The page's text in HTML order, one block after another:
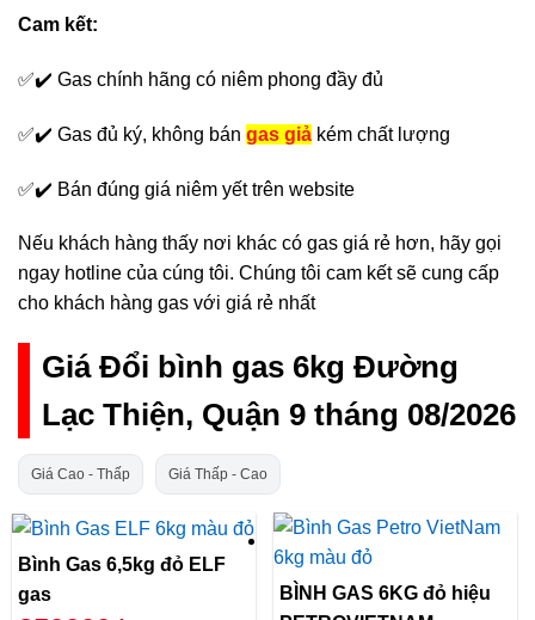
Cam kết:
✅✔️ Gas chính hãng có niêm phong đầy đủ
✅✔️ Gas đủ ký, không bán gas giả kém chất lượng
✅✔️ Bán đúng giá niêm yết trên website
Nếu khách hàng thấy nơi khác có gas giá rẻ hơn, hãy gọi
ngay hotline của cúng tôi. Chúng tôi cam kết sẽ cung cấp
cho khách hàng gas với giá rẻ nhất
Giá Đổi bình gas 6kg Đường
Lạc Thiện, Quận 9 tháng 08/2026
Giá Cao - Thấp Giá Thấp - Cao
Bình Gas 6,5kg đỏ ELF
gas
BÌNH GAS 6KG đỏ hiệu